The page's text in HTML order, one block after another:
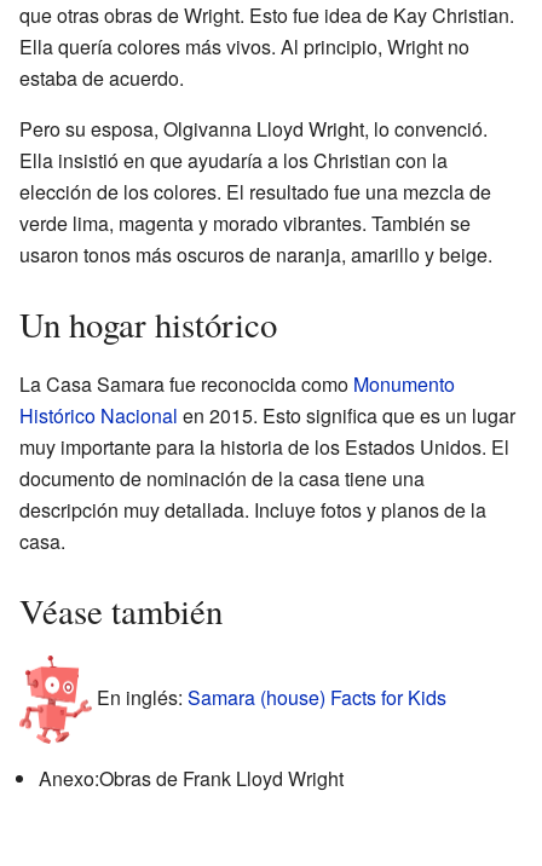
que otras obras de Wright. Esto fue idea de Kay Christian.
Ella quería colores más vivos. Al principio, Wright no
estaba de acuerdo.
Pero su esposa, Olgivanna Lloyd Wright, lo convenció.
Ella insistió en que ayudaría a los Christian con la
elección de los colores. El resultado fue una mezcla de
verde lima, magenta y morado vibrantes. También se
usaron tonos más oscuros de naranja, amarillo y beige.
Un hogar histórico
La Casa Samara fue reconocida como Monumento
Histórico Nacional en 2015. Esto significa que es un lugar
muy importante para la historia de los Estados Unidos. El
documento de nominación de la casa tiene una
descripción muy detallada. Incluye fotos y planos de la
casa.
Véase también
En inglés: Samara (house) Facts for Kids
Anexo:Obras de Frank Lloyd Wright